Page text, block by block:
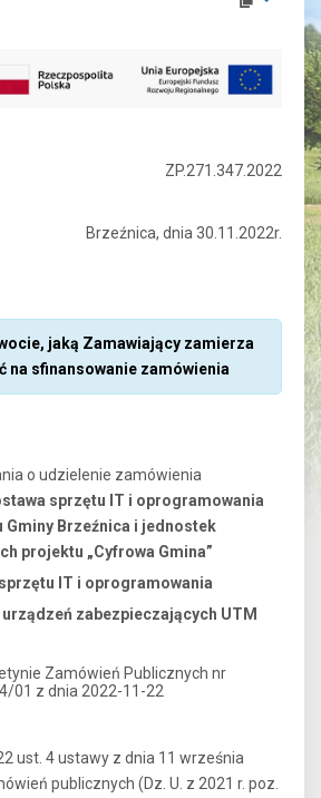
ZP.271.347.2022
Brzeźnica, dnia 30.11.2022r.
jaką Zamawiający zamierza
na sfinansowanie zamówienia
o udzielenie zamówienia
sprzętu IT i oprogramowania
Gminy Brzeźnica i jednostek
projektu „Cyfrowa Gmina”
IT i oprogramowania
urządzeń zabezpieczających UTM
Zamówień Publicznych nr
01 z dnia 2022-11-22
ust. 4 ustawy z dnia 11 września
publicznych (Dz. U. z 2021 r. poz.